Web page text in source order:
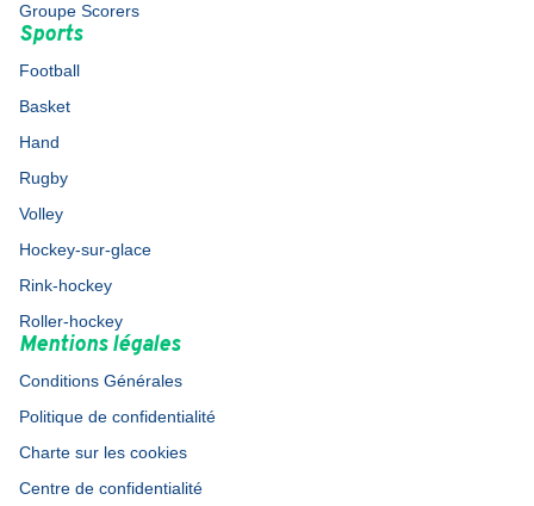
Groupe Scorers
Sports
Football
Basket
Hand
Rugby
Volley
Hockey-sur-glace
Rink-hockey
Roller-hockey
Mentions légales
Conditions Générales
Politique de confidentialité
Charte sur les cookies
Centre de confidentialité